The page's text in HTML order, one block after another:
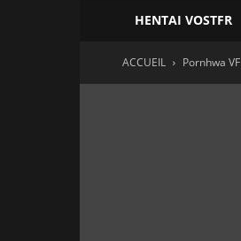
HENTAI VOSTFR
ACCUEIL Pornhwa VF